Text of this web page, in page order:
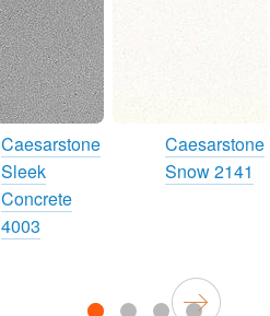
Caesarstone
Sleek
Concrete
4003
Caesarstone
Snow 2141